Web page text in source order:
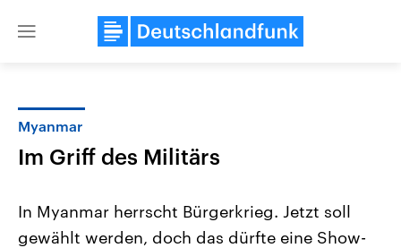
Close
Myanmar
Im Griff des Militärs
In Myanmar herrscht Bürgerkrieg. Jetzt soll
gewählt werden, doch das dürfte eine Show-